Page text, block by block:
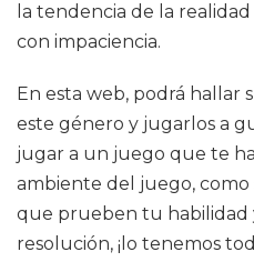
la tendencia de la
con impaciencia.
En esta web, podrá hallar
este género y jugarlos a
jugar a un juego que te
ambiente del juego, como
que prueben tu habilidad
resolución, ¡lo tenemos